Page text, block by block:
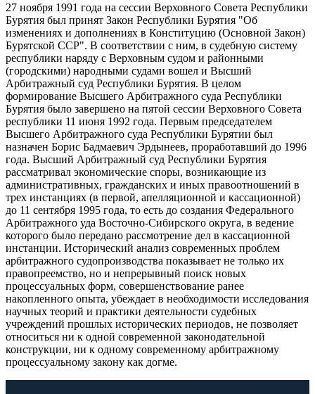
27 ноября 1991 года на сессии Верховного Совета Республики
Бурятия был принят Закон Республики Бурятия "Об
изменениях и дополнениях в Конституцию (Основной Закон)
Бурятской ССР". В соответствии с ним, в судебную систему
республики наряду с Верховным судом и районными
(городскими) народными судами вошел и Высший
Арбитражный суд Республики Бурятия. В целом
формирование Высшего Арбитражного суда Республики
Бурятия было завершено на пятой сессии Верховного Совета
республики 11 июня 1992 года. Первым председателем
Высшего Арбитражного суда Республики Бурятии был
назначен Борис Бадмаевич Эрдынеев, проработавший до 1996
года. Высший Арбитражный суд Республики Бурятия
рассматривал экономические споры, возникающие из
административных, гражданских и иных правоотношений в
трех инстанциях (в первой, апелляционной и кассационной)
до 11 сентября 1995 года, то есть до создания Федерального
Арбитражного уда Восточно-Сибирского округа, в ведение
которого было передано рассмотрение дел в кассационной
инстанции. Исторический анализ современных проблем
арбитражного судопроизводства показывает не только их
правопреемство, но и непрерывный поиск новых
процессуальных форм, совершенствование ранее
накопленного опыта, убеждает в необходимости исследования
научных теорий и практики деятельности судебных
учреждений прошлых исторических периодов, не позволяет
относиться ни к одной современной законодательной
конструкции, ни к одному современному арбитражному
процессуальному закону как догме.